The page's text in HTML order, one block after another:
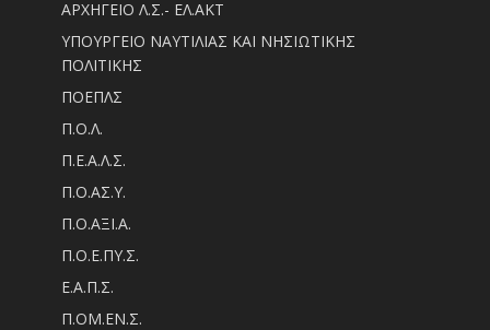
ΑΡΧΗΓΕΙΟ Λ.Σ.- ΕΛ.ΑΚΤ
ΥΠΟΥΡΓΕΙΟ ΝΑΥΤΙΛΙΑΣ ΚΑΙ ΝΗΣΙΩΤΙΚΗΣ
ΠΟΛΙΤΙΚΗΣ
ΠΟΕΠΛΣ
Π.Ο.Λ.
Π.Ε.Α.Λ.Σ.
Π.Ο.ΑΣ.Υ.
Π.Ο.ΑΞΙ.Α.
Π.Ο.Ε.ΠΥ.Σ.
Ε.Α.Π.Σ.
Π.ΟM.EN.Σ.